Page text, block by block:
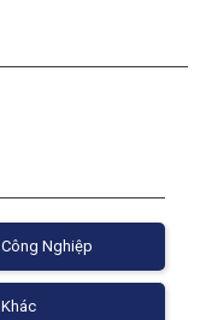
Công Nghiệp
Khác